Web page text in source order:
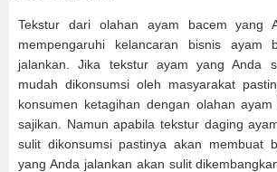
Tekstur dari olahan ayam bacem yang
mempengaruhi kelancaran bisnis ayam
jalankan. Jika tekstur ayam yang Anda
mudah dikonsumsi oleh masyarakat
konsumen ketagihan dengan olahan
sajikan. Namun apabila tekstur daging
sulit dikonsumsi pastinya akan membuat
yang Anda jalankan akan sulit